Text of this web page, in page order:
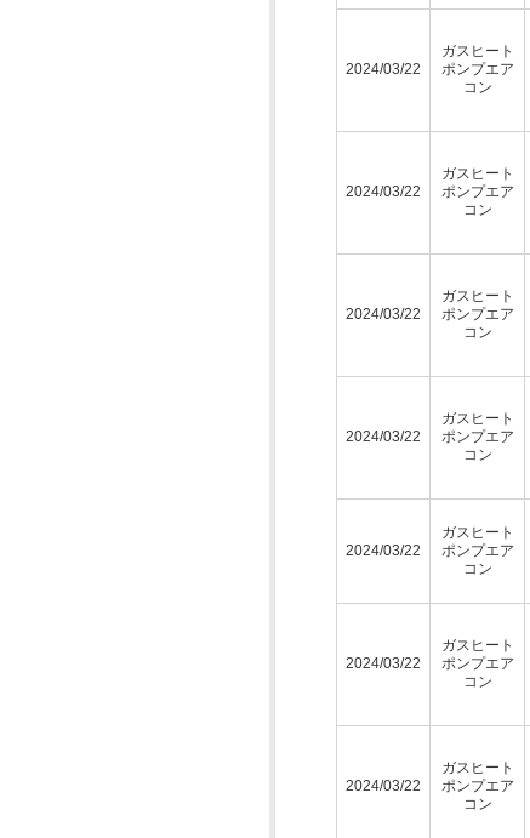
2024/03/22
ガスヒート
ポンプエア
コン
2024/03/22
ガスヒート
ポンプエア
コン
2024/03/22
ガスヒート
ポンプエア
コン
2024/03/22
ガスヒート
ポンプエア
コン
2024/03/22
ガスヒート
ポンプエア
コン
2024/03/22
ガスヒート
ポンプエア
コン
2024/03/22
ガスヒート
ポンプエア
コン